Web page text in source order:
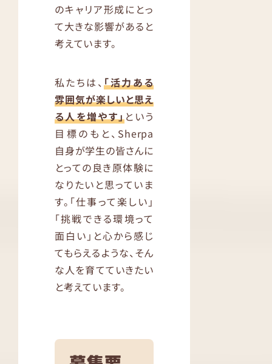
のキャリア形成にとっ
て大きな影響があると
考えています。
私たちは、「活力ある
雰囲気が楽しいと思え
る人を増やす」という
目標のもと、Sherpa
自身が学生の皆さんに
とっての良き原体験に
なりたいと思っていま
す。「仕事って楽しい」
「挑戦できる環境って
面白い」と心から感じ
てもらえるような、そん
な人を育てていきたい
と考えています。